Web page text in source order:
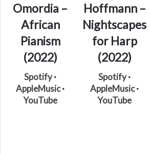
Omordia –
African
Pianism
(2022)
Spotify·
AppleMusic·
YouTube
Hoffmann –
Nightscapes
for Harp
(2022)
Spotify·
AppleMusic·
YouTube